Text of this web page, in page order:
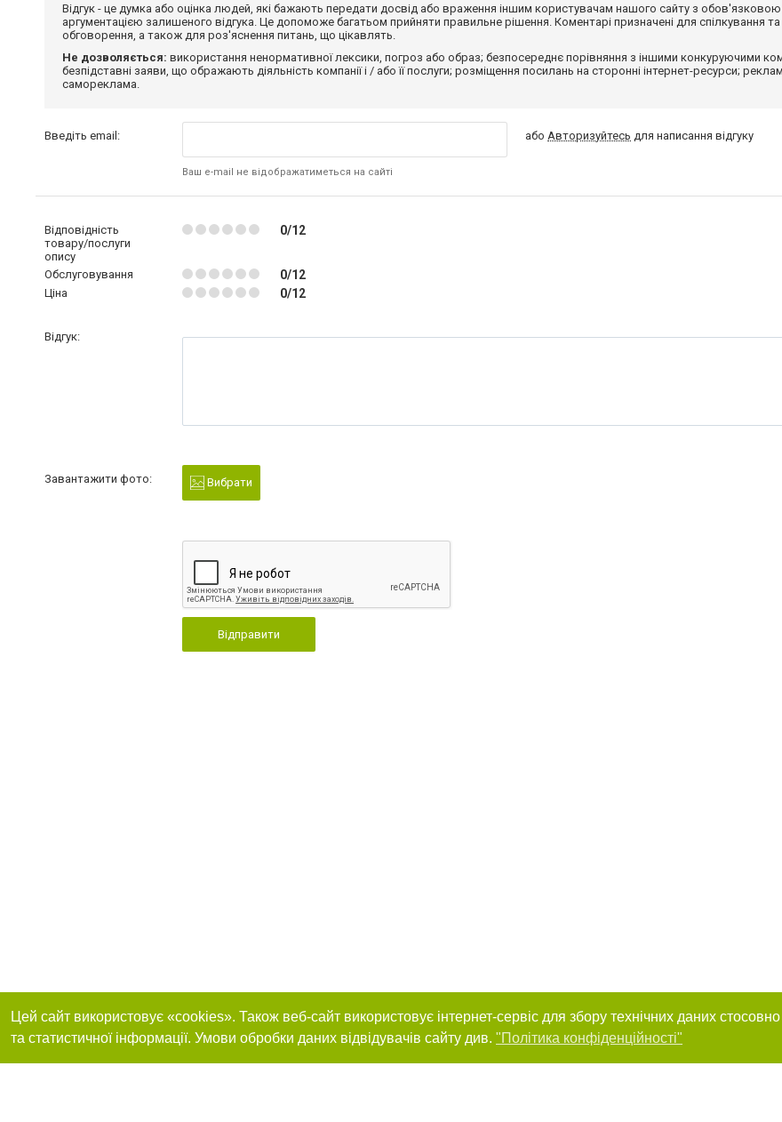
Відгук - це думка або оцінка людей, які бажають передати досвід або враження іншим користувачам нашого сайту з обов'язковою
аргументацією залишеного відгука. Це допоможе багатьом прийняти правильне рішення. Коментарі призначені для спілкування та
обговорення, а також для роз'яснення питань, що цікавлять.
Не дозволяється: використання ненормативної лексики, погроз або образ; безпосереднє порівняння з іншими конкуруючими
безпідставні заяви, що ображають діяльність компанії і / або її послуги; розміщення посилань на сторонні інтернет-ресурси;
самореклама.
Введіть email:
Ваш e-mail не відображатиметься на сайті
або Авторизуйтесь для написання відгуку
Відповідність
товару/послуги
опису
0/12
Обслуговування 0/12
Ціна 0/12
Відгук:
Завантажити фото: Вибрати
Відправити
Цей сайт використовує «cookies». Також веб-сайт використовує інтернет-сервіс для збору технічних даних
та статистичної інформації. Умови обробки даних відвідувачів сайту див. "Політика конфіденційності"